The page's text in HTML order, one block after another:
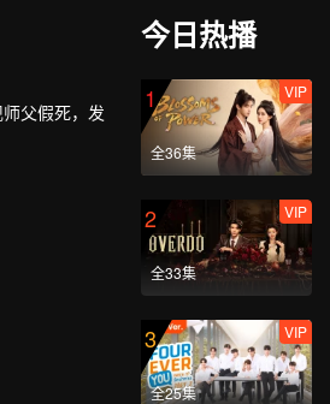
父假死，发
今日热播
1
全36集
VIP
2
全33集
VIP
3
全25集
VIP